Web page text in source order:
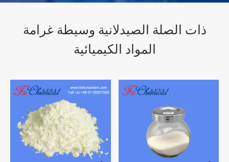
ذات الصلة الصيدلانية وسيطة غرامة
المواد الكيميائية